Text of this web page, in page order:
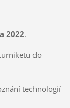
2022.
do
technologií